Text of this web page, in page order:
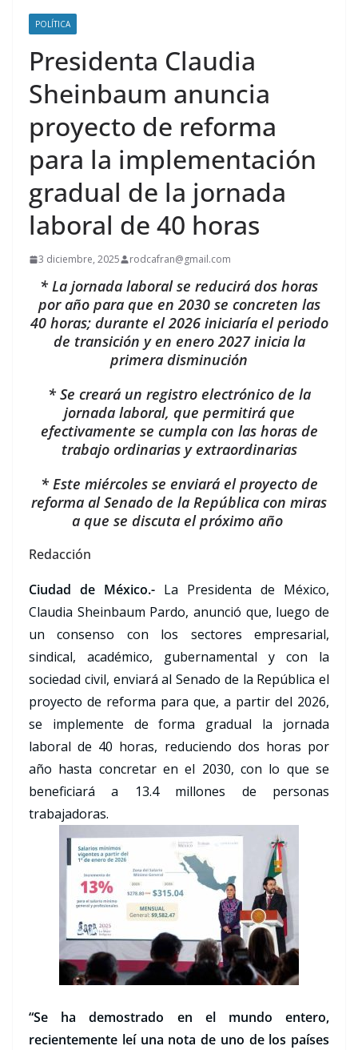
POLÍTICA
Presidenta Claudia
Sheinbaum anuncia
proyecto de reforma
para la implementación
gradual de la jornada
laboral de 40 horas
3 diciembre, 2025 rodcafran@gmail.com
* La jornada laboral se reducirá dos horas
por año para que en 2030 se concreten las
40 horas; durante el 2026 iniciaría el periodo
de transición y en enero 2027 inicia la
primera disminución
* Se creará un registro electrónico de la
jornada laboral, que permitirá que
efectivamente se cumpla con las horas de
trabajo ordinarias y extraordinarias
* Este miércoles se enviará el proyecto de
reforma al Senado de la República con miras
a que se discuta el próximo año
Redacción
Ciudad de México.- La Presidenta de México,
Claudia Sheinbaum Pardo, anunció que, luego de
un consenso con los sectores empresarial,
sindical, académico, gubernamental y con la
sociedad civil, enviará al Senado de la República el
proyecto de reforma para que, a partir del 2026,
se implemente de forma gradual la jornada
laboral de 40 horas, reduciendo dos horas por
año hasta concretar en el 2030, con lo que se
beneficiará a 13.4 millones de personas
trabajadoras.
“Se ha demostrado en el mundo entero,
recientemente leí una nota de uno de los países